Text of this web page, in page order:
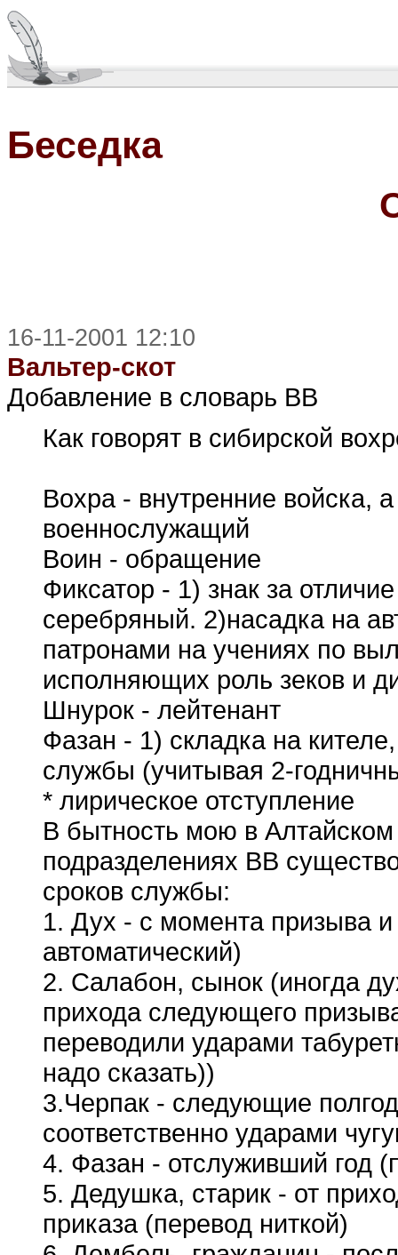
Беседка
16-11-2001 12:10
Вальтер-скот
Добавление в словарь ВВ
Как говорят в сибирской
Вохра - внутренние войска,
военнослужащий
Воин - обращение
Фиксатор - 1) знак за
серебряный. 2)насадка на
патронами на учениях по
исполняющих роль зеков и
Шнурок - лейтенант
Фазан - 1) складка на
службы (учитывая 2-
* лирическое отступление
В бытность мою в
подразделениях ВВ
сроков службы:
1. Дух - с момента призыва
автоматический)
2. Салабон, сынок (иногда
прихода следующего
переводили ударами
надо сказать))
3.Черпак - следующие
соответственно ударами
4. Фазан - отслуживший год
5. Дедушка, старик - от
приказа (перевод ниткой)